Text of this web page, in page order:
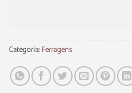
Categoria:Ferragens